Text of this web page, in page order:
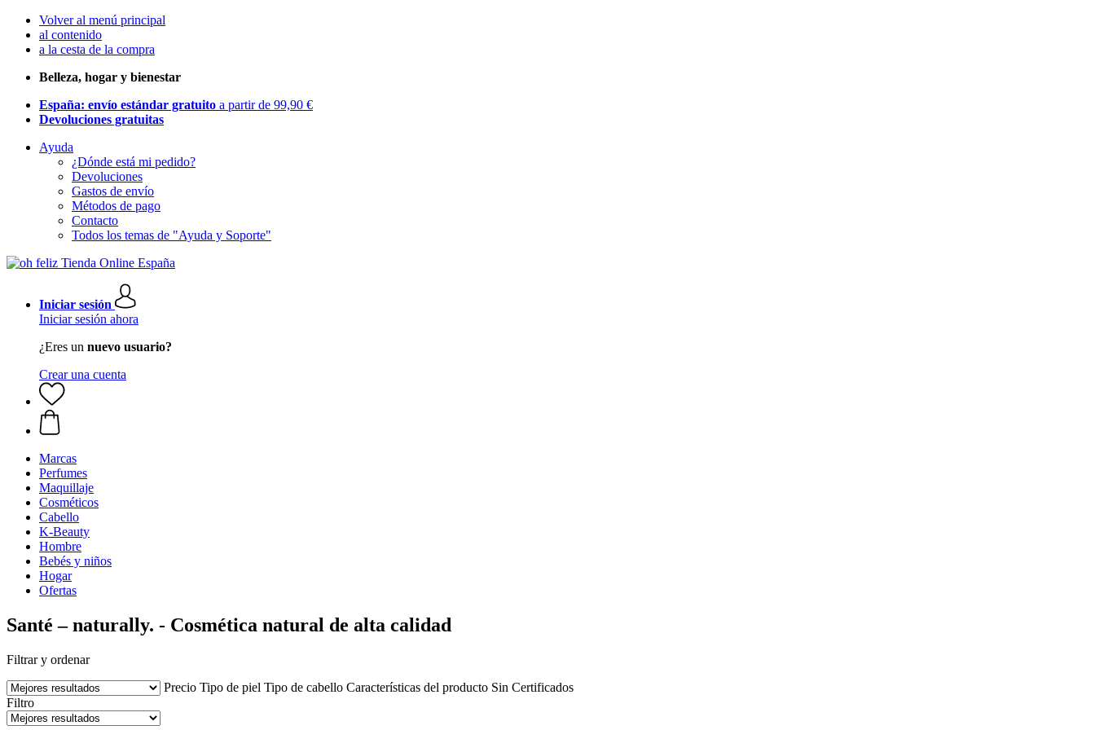
Volver al menú principal
al contenido
a la cesta de la compra
Belleza, hogar y bienestar
España: envío estándar gratuito a partir de 99,90 €
Devoluciones gratuitas
Ayuda
¿Dónde está mi pedido?
Devoluciones
Gastos de envío
Métodos de pago
Contacto
Todos los temas de "Ayuda y Soporte"
Iniciar sesión
Iniciar sesión ahora
¿Eres un nuevo usuario?
Crear una cuenta
Marcas
Perfumes
Maquillaje
Cosméticos
Cabello
K-Beauty
Hombre
Bebés y niños
Hogar
Ofertas
Santé – naturally. - Cosmética natural de alta calidad
Filtrar y ordenar
Precio Tipo de piel Tipo de cabello Características del producto Sin Certificados
Filtro